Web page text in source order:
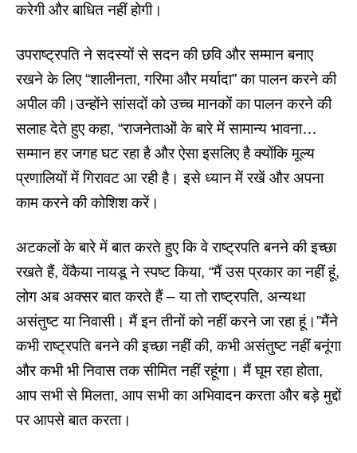
करेगी और बाधित नहीं होगी।
उपराष्ट्रपति ने सदस्यों से सदन की छवि और सम्मान बनाए
रखने के लिए “शालीनता, गरिमा और मर्यादा” का पालन करने की
अपील की।उन्होंने सांसदों को उच्च मानकों का पालन करने की
सलाह देते हुए कहा, “राजनेताओं के बारे में सामान्य भावना…
सम्मान हर जगह घट रहा है और ऐसा इसलिए है क्योंकि मूल्य
प्रणालियों में गिरावट आ रही है। इसे ध्यान में रखें और अपना
काम करने की कोशिश करें।
अटकलों के बारे में बात करते हुए कि वे राष्ट्रपति बनने की इच्छा
रखते हैं, वेंकैया नायडू ने स्पष्ट किया, “मैं उस प्रकार का नहीं हूं,
लोग अब अक्सर बात करते हैं – या तो राष्ट्रपति, अन्यथा
असंतुष्ट या निवासी। मैं इन तीनों को नहीं करने जा रहा हूं।”मैंने
कभी राष्ट्रपति बनने की इच्छा नहीं की, कभी असंतुष्ट नहीं बनूंगा
और कभी भी निवास तक सीमित नहीं रहूंगा। मैं घूम रहा होता,
आप सभी से मिलता, आप सभी का अभिवादन करता और बड़े मुद्दों
पर आपसे बात करता।